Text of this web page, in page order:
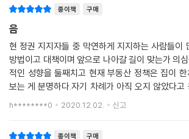
종이책 구매
음
현 정권 지지자들 중 막연하게 지지하는 사람들이
방법이고 대책이며 앞으로 나아갈 길이 맞는가 의
적인 성향을 둘째치고 현재 부동산 정책은 집이
보는 게 분명하다.자기 차례가 아직 오지 않았다고
할 사람도 분명 있을 것이다.적어도 현재를 올바르
h********0 2020.12.02. 신고
종이책 구매